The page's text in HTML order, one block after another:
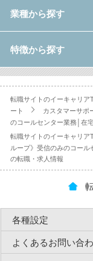
業種から探す
特徴から探す
転職サイトのイーキャリア
ート
カスタマーサポ
のコールセンター業務│在
転職サイトのイーキャリア
ループ》受信のみのコー
の転職・求人情報
各種設定
よくあるお問い合